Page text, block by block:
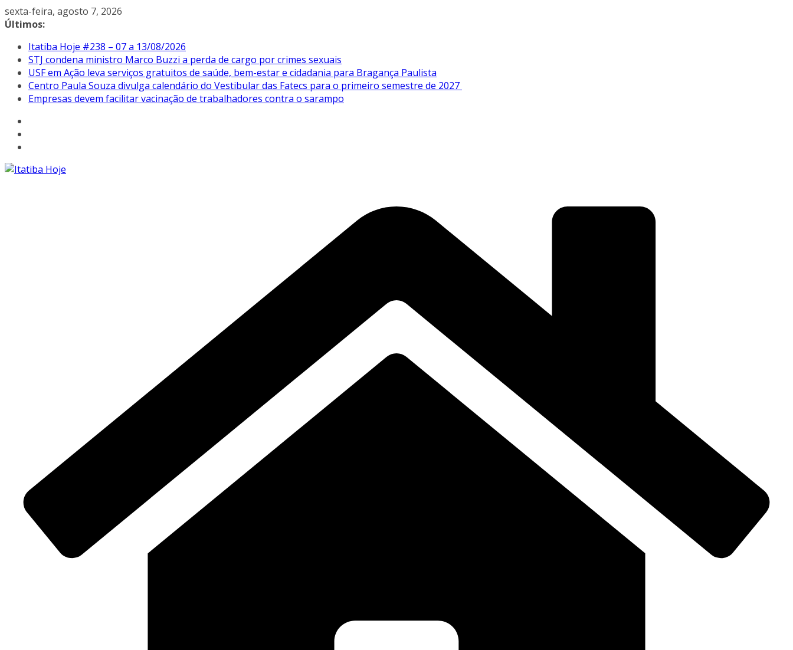
Pular
para
conteúdo
sexta-feira, agosto 7, 2026
Últimos:
Itatiba Hoje #238 – 07 a 13/08/2026
STJ condena ministro Marco Buzzi a perda de cargo por crimes sexuais
USF em Ação leva serviços gratuitos de saúde, bem-estar e cidadania para Bragança Paulista
Centro Paula Souza divulga calendário do Vestibular das Fatecs para o primeiro semestre de 2027
Empresas devem facilitar vacinação de trabalhadores contra o sarampo